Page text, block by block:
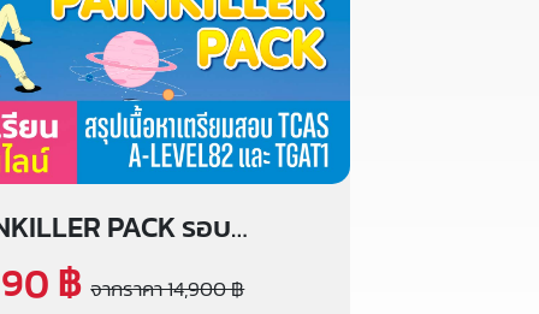
PACK รอบ
ลน์ ฿ จากราคา 14,900 ฿